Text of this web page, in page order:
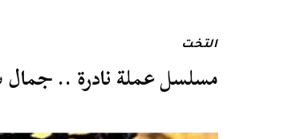
التخت
مسلسل عملة نادرة .. جمال